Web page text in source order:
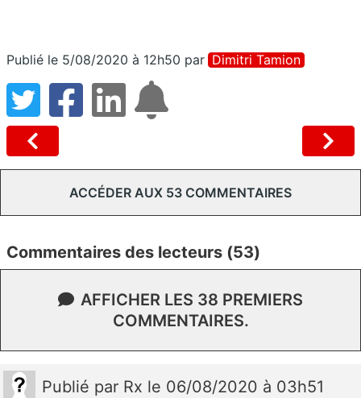
Publié le 5/08/2020 à 12h50 par Dimitri Tamion
ACCÉDER AUX 53 COMMENTAIRES
Commentaires des lecteurs (53)
AFFICHER LES 38 PREMIERS
COMMENTAIRES.
Publié par Rx le 06/08/2020 à 03h51